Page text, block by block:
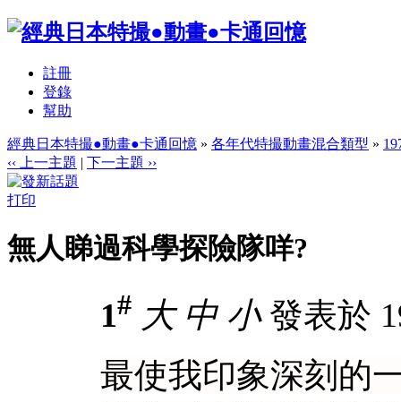
註冊
登錄
幫助
經典日本特撮●動畫●卡通回憶 » 各年代特撮動畫混合類型 »
‹‹ 上一主題 | 下一主題 ››
打印
無人睇過科學探險隊咩?
1# 大 中 小發表於
最使我印象深刻的